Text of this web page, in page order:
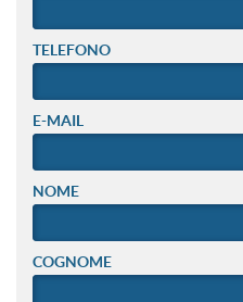
TELEFONO
E-MAIL
NOME
COGNOME